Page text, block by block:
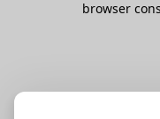
browser